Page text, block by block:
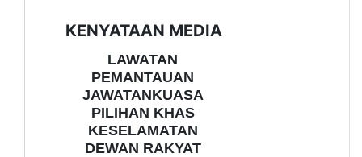
KENYATAAN MEDIA
LAWATAN
PEMANTAUAN
JAWATANKUASA
PILIHAN KHAS
KESELAMATAN
DEWAN RAKYAT